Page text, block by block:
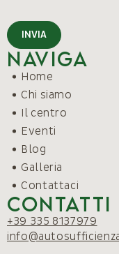
INVIA
Naviga
Home
Chi siamo
Il centro
Eventi
Blog
Galleria
Contattaci
Contatti
+39 335 8137979